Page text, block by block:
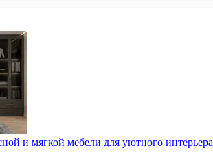
и мягкой мебели для уютного интерьера